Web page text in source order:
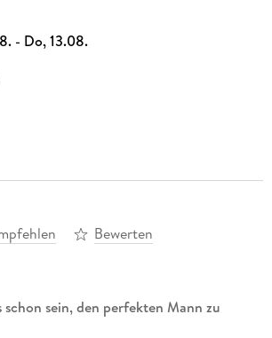
- Do, 13.08.
Bewerten
schon sein, den perfekten Mann zu